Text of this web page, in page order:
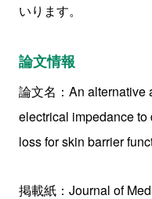
いります。
論文情報
論文名：An alternative
electrical impedance
loss for skin barrier
掲載紙：Journal of